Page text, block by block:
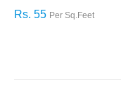
Rs. 55 Per Sq.Feet